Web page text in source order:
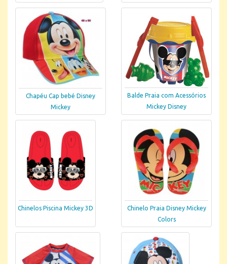
Chapéu Cap bebé Disney
Mickey
Balde Praia com Acessórios
Mickey Disney
Chinelos Piscina Mickey 3D
Chinelo Praia Disney Mickey
Colors